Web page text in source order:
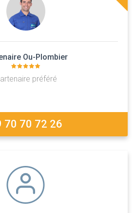
Ou-Plombier
préféré
70 70 72 26